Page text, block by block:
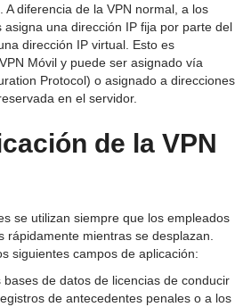
diferencia de la VPN normal, a los
una dirección IP fija por parte del
dirección IP virtual. Esto es
Móvil y puede ser asignado vía
Protocol) o asignado a direcciones
en el servidor.
de la VPN
se utilizan siempre que los empleados
rápidamente mientras se desplazan.
siguientes campos de aplicación:
de datos de licencias de conducir
de antecedentes penales o a los